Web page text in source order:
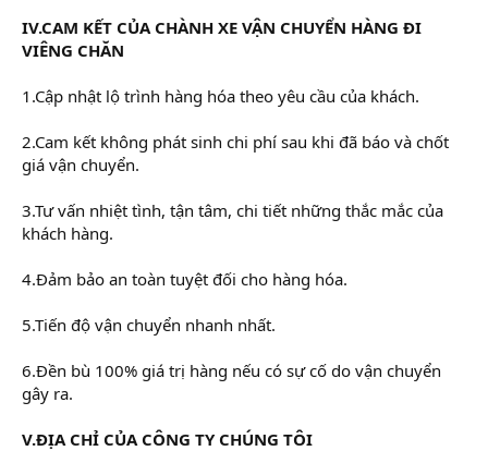
IV.CAM KẾT CỦA CHÀNH XE VẬN CHUYỂN HÀNG ĐI
VIÊNG CHĂN
1.Cập nhật lộ trình hàng hóa theo yêu cầu của khách.
2.Cam kết không phát sinh chi phí sau khi đã báo và chốt
giá vận chuyển.
3.Tư vấn nhiệt tình, tận tâm, chi tiết những thắc mắc của
khách hàng.
4.Đảm bảo an toàn tuyệt đối cho hàng hóa.
5.Tiến độ vận chuyển nhanh nhất.
6.Đền bù 100% giá trị hàng nếu có sự cố do vận chuyển
gây ra.
V.ĐỊA CHỈ CỦA CÔNG TY CHÚNG TÔI